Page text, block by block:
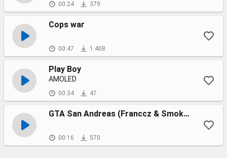
00:24 379
Cops war
00:47 1 408
Play Boy
AMOLED
00:34 47
GTA San Andreas (Franccz & Smoke Bass remix)
00:16 570